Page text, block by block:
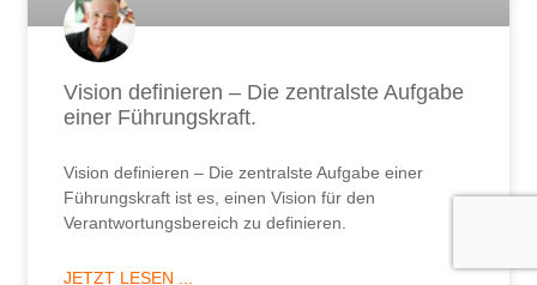
Vision definieren – Die zentralste Aufgabe
einer Führungskraft.
Vision definieren – Die zentralste Aufgabe einer
Führungskraft ist es, einen Vision für den
Verantwortungsbereich zu definieren.
JETZT LESEN ...